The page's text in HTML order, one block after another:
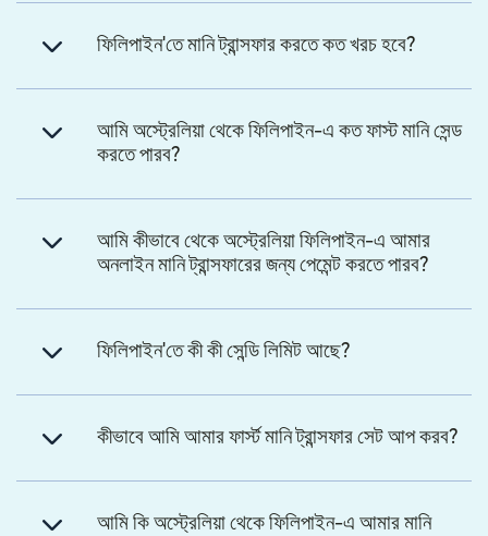
ফিলিপাইন'তে মানি ট্রান্সফার করতে কত খরচ হবে?
আমি অস্ট্রেলিয়া থেকে ফিলিপাইন-এ কত ফাস্ট মানি সেন্ড
করতে পারব?
আমি কীভাবে থেকে অস্ট্রেলিয়া ফিলিপাইন-এ আমার
অনলাইন মানি ট্রান্সফারের জন্য পেমেন্ট করতে পারব?
ফিলিপাইন'তে কী কী সেন্ডি লিমিট আছে?
কীভাবে আমি আমার ফার্স্ট মানি ট্রান্সফার সেট আপ করব?
আমি কি অস্ট্রেলিয়া থেকে ফিলিপাইন-এ আমার মানি